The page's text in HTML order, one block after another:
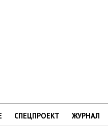
СПЕЦПРОЕКТ ЖУРНАЛ